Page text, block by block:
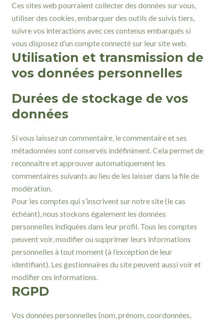
Ces sites web pourraient collecter des données sur vous,
utiliser des cookies, embarquer des outils de suivis tiers,
suivre vos interactions avec ces contenus embarqués si
vous disposez d’un compte connecté sur leur site web.
Utilisation et transmission de
vos données personnelles
Durées de stockage de vos
données
Si vous laissez un commentaire, le commentaire et ses
métadonnées sont conservés indéfiniment. Cela permet de
reconnaître et approuver automatiquement les
commentaires suivants au lieu de les laisser dans la file de
modération.
Pour les comptes qui s’inscrivent sur notre site (le cas
échéant), nous stockons également les données
personnelles indiquées dans leur profil. Tous les comptes
peuvent voir, modifier ou supprimer leurs informations
personnelles à tout moment (à l’exception de leur
identifiant). Les gestionnaires du site peuvent aussi voir et
modifier ces informations.
RGPD
Vos données personnelles (nom, prénom, coordonnées,